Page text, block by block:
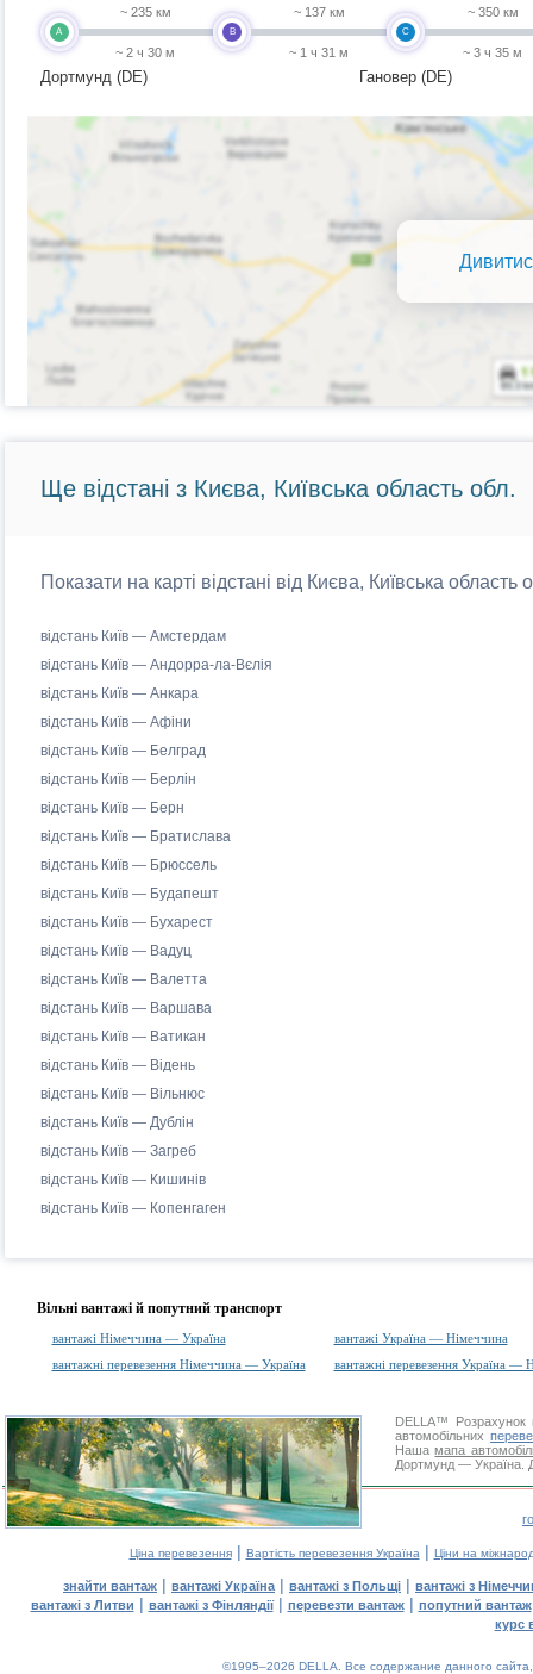
A
Дортмунд (DE)
~ 235 км
~ 2 ч 30 м
B
~ 137 км
~ 1 ч 31 м
C
Гановер (DE)
~ 350 км
~ 3 ч 35 м
Ще відстані з Києва, Київська область обл.
Показати на карті відстані від Києва, Київська
відстань Київ — Амстердам
відстань Київ — Андорра-ла-Вєлія
відстань Київ — Анкара
відстань Київ — Афіни
відстань Київ — Белград
відстань Київ — Берлін
відстань Київ — Берн
відстань Київ — Братислава
відстань Київ — Брюссель
відстань Київ — Будапешт
відстань Київ — Бухарест
відстань Київ — Вадуц
відстань Київ — Валетта
відстань Київ — Варшава
відстань Київ — Ватикан
відстань Київ — Відень
відстань Київ — Вільнюс
відстань Київ — Дублін
відстань Київ — Загреб
відстань Київ — Кишинів
відстань Київ — Копенгаген
Вільні вантажі й попутний транспорт
вантажі Німеччина — Україна
вантажі Україна — Німеччина
вантажні перевезення Німеччина — Україна
вантажні перевезення Україна —
DELLA™
Розрахунок
автомобільних
Нашамапа
Дортмунд — Україна.
Ціна перевезення| Вартість перевезення Україна | Ціни на
знайти вантаж | вантажі Україна | вантажі з Польщі | вантажі з
вантажі з Литви | вантажі з Фінляндії| перевезти вантаж| попутний вантаж
курс
©1995–2026 DELLA. Все содержание данного